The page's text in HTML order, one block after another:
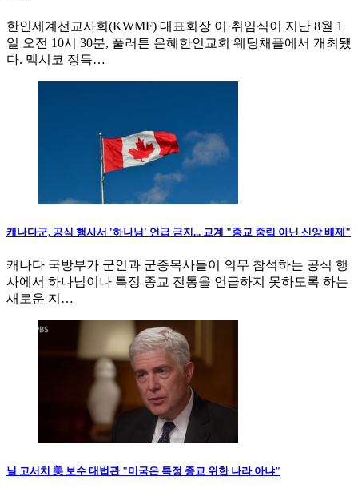
한인세계선교사회(KWMF) 대표회장 이·취임식이 지난 8월 1
일 오전 10시 30분, 풀러튼 은혜한인교회 웨딩채플에서 개최됐
다. 멕시코 정득…
캐나다군, 공식 행사서 '하나님' 언급 금지... 교계 "종교 중립 아닌 신앙 배제"
캐나다 국방부가 군인과 군종목사들이 의무 참석하는 공식 행
사에서 하나님이나 특정 종교 전통을 언급하지 못하도록 하는
새로운 지…
닐 고서치 美 보수 대법관 "미국은 특정 종교 위한 나라 아냐"